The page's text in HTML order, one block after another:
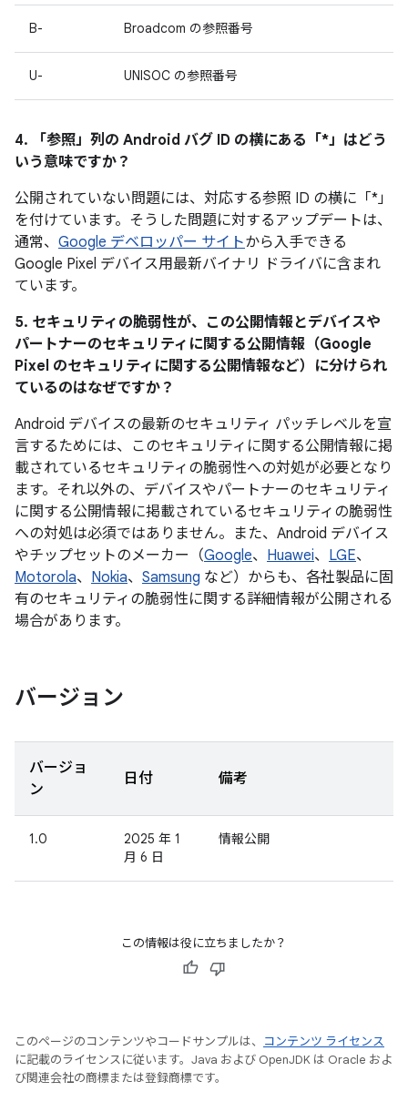
B- Broadcom の参照番号
U- UNISOC の参照番号
4. 「参照」 列の Android バグ ID の横にある「*」はどう
いう意味ですか？
公開されていない問題には、対応する参照 ID の横に「*」
を付けています。そうした問題に対するアップデートは、
通常、 Google デベロッパー サイトから入手できる
Google Pixel デバイス用最新バイナリ ドライバに含まれ
ています。
5. セキュリティの脆弱性が、この公開情報とデバイスや
パートナーのセキュリティに関する公開情報（Google
Pixel のセキュリティに関する公開情報など）に分けられ
ているのはなぜですか？
Android デバイスの最新のセキュリティ パッチレベルを宣
言するためには、このセキュリティに関する公開情報に掲
載されているセキュリティの脆弱性への対処が必要となり
ます。それ以外の、デバイスやパートナーのセキュリティ
に関する公開情報に掲載されているセキュリティの脆弱性
への対処は必須ではありません。また、Android デバイス
やチップセットのメーカー（Google、 Huawei、 LGE、
Motorola、 Nokia、 Samsung など）からも、各社製品に固
有のセキュリティの脆弱性に関する詳細情報が公開される
場合があります。
バージョン
バージョ
ン
日付 備考
1.0
2025 年 1
月 6 日
情報公開
この情報は役に立ちましたか？
このページのコンテンツやコードサンプルは、
コンテンツ ライセンス
に記載のライセンスに従います。Java および OpenJDK は Oracle およ
び関連会社の商標または登録商標です。